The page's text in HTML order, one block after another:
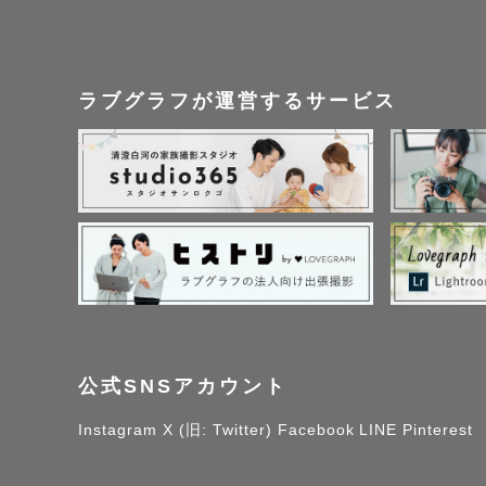
ラブグラフが運営するサービス
公式SNSアカウント
Instagram X (旧: Twitter) Facebook LINE Pinterest